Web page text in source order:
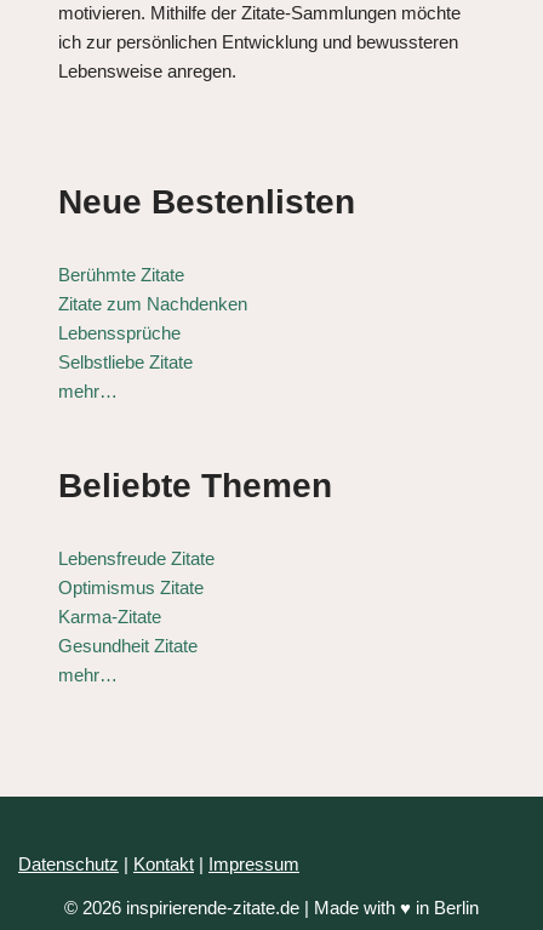
motivieren. Mithilfe der Zitate-Sammlungen möchte
ich zur persönlichen Entwicklung und bewussteren
Lebensweise anregen.
Neue Bestenlisten
Berühmte Zitate
Zitate zum Nachdenken
Lebenssprüche
Selbstliebe Zitate
mehr…
Beliebte Themen
Lebensfreude Zitate
Optimismus Zitate
Karma-Zitate
Gesundheit Zitate
mehr…
Datenschutz | Kontakt | Impressum
© 2026 inspirierende-zitate.de | Made with ♥ in Berlin